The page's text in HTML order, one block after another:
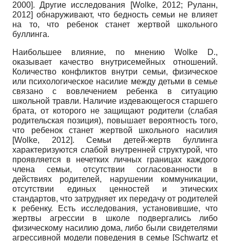
2000]. Другие исследования [Wolke, 2012; Руланн,
2012] обнаруживают, что бедность семьи не влияет
на то, что ребенок станет жертвой школьного
буллинга.
Наибольшее влияние, по мнению Wolke D.,
оказывает качество вну­трисемейных отношений.
Количество конфликтов внутри семьи, физическое
или психологическое насилие между детьми в семье
связано с вовлечением ребенка в ситуацию
школьной травли. Наличие издевающегося старшего
брата, от которого не защищают родители (слабая
родительская позиция), повышает вероятность того,
что ребенок станет жертвой школьного насилия
[Wolke, 2012]. Семьи детей-жертв буллинга
характеризуются слабой внутренней структурой, что
проявляется в нечетких личных границах каждого
члена семьи, отсутствии согласованности в
действиях родителей, нарушении коммуникации,
отсутствии единых ценностей и этических
стандартов, что затрудняет их передачу от родителей
к ребенку. Есть исследования, установившие, что
жертвы агрессии в школе подвергались либо
физическому насилию дома, либо были свидетелями
агрессивной модели поведения в семье [Schwartz et